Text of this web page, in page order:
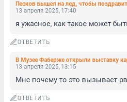
13 апреля 2025, 17:40
я ужасное, как такое может
ОТВЕТИТЬ
13 апреля 2025, 13:15
Мне почему то это вызывает
ОТВЕТИТЬ